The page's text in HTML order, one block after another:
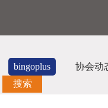
bingoplus
协会动
搜索